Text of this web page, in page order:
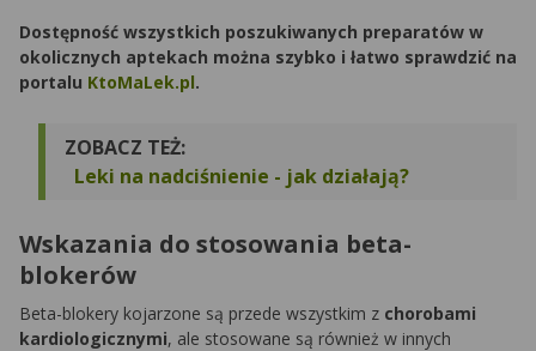
Dostępność wszystkich poszukiwanych preparatów w
okolicznych aptekach można szybko i łatwo sprawdzić na
portalu KtoMaLek.pl.
ZOBACZ TEŻ:
Leki na nadciśnienie - jak działają?
Wskazania do stosowania beta-
blokerów
Beta-blokery kojarzone są przede wszystkim z chorobami
kardiologicznymi, ale stosowane są również w innych